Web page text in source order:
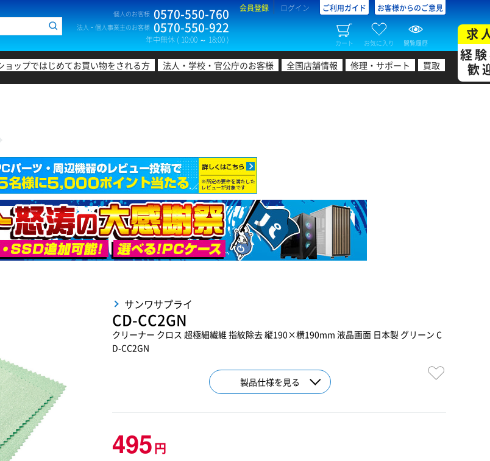
個人のお客様 0570-550-760
法人・個人事業主のお客様 0570-550-922
年中無休 ( 10:00 ～ 18:00 )
会員登録 ログイン ご利用ガイド お客様からのご意見
カート お気に入り 閲覧履歴
ョップではじめてお買い物をされる方 法人・学校・官公庁のお客様 全国店舗情報 修理・サポート 買取
求
経
歓
サンワサプライ
CD-CC2GN
クリーナー クロス 超極細繊維 指紋除去 縦190×横190mm 液晶画面 日本製 グリーン C
D-CC2GN
製品仕様を見る
495円